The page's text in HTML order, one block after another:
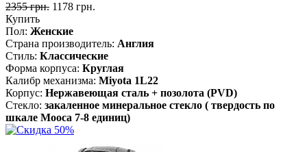
2355 грн. 1178 грн.
Купить
Пол: Женские
Страна производитель: Англия
Стиль: Классические
Форма корпуса: Круглая
Калибр механизма: Miyota 1L22
Корпус: Нержавеющая сталь + позолота (PVD)
Стекло: закаленное минеральное стекло ( твердость по
шкале Мооса 7-8 единиц)